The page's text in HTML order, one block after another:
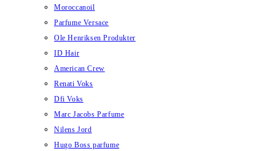
Moroccanoil
Parfume Versace
Ole Henriksen Produkter
ID Hair
American Crew
Renati Voks
Dfi Voks
Marc Jacobs Parfume
Nilens Jord
Hugo Boss parfume